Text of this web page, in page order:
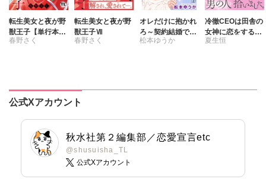
転生美女と夜が野
獣王子【単行本
版】【電子書店限
春野さく
転生美女と夜が野
獣王子Ⅶ
春野さく
オレだけに抱かれ
ろ～契約結婚で憧
れの教授の妻にな
松本ゆうか
冷徹CEOは田舎の
女神に恋をする
1 奥まで溶かす
夏生恒
公式Xアカウント
秋水社第２編集部／恋愛宣言etc
@shusuisha_TL
公式Xアカウント